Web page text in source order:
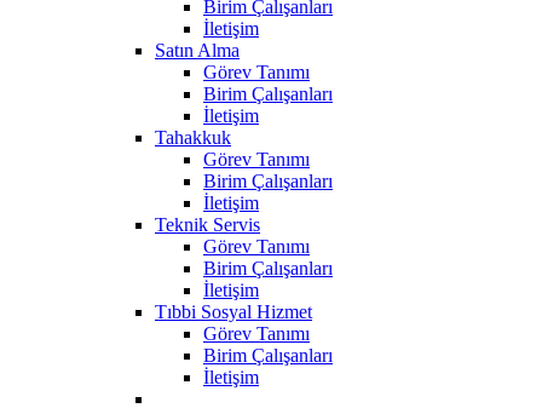
Birim Çalışanları
İletişim
Satın Alma
Görev Tanımı
Birim Çalışanları
İletişim
Tahakkuk
Görev Tanımı
Birim Çalışanları
İletişim
Teknik Servis
Görev Tanımı
Birim Çalışanları
İletişim
Tıbbi Sosyal Hizmet
Görev Tanımı
Birim Çalışanları
İletişim